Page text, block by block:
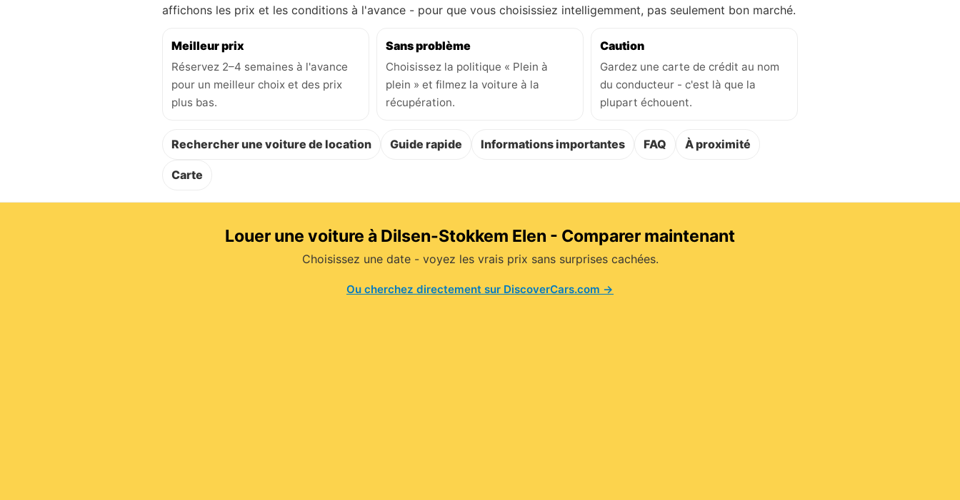
affichons les prix et les conditions à l'avance - pour que vous choisissiez intelligemment, pas seulement bon marché.
Meilleur prix
Réservez 2–4 semaines à l'avance
pour un meilleur choix et des prix
plus bas.
Sans problème
Choisissez la politique « Plein à
plein » et filmez la voiture à la
récupération.
Caution
Gardez une carte de crédit au nom
du conducteur - c'est là que la
plupart échouent.
Rechercher une voiture de location Guide rapide Informations importantes FAQ À proximité
Carte
Louer une voiture à Dilsen-Stokkem Elen - Comparer maintenant
Choisissez une date - voyez les vrais prix sans surprises cachées.
Ou cherchez directement sur DiscoverCars.com →